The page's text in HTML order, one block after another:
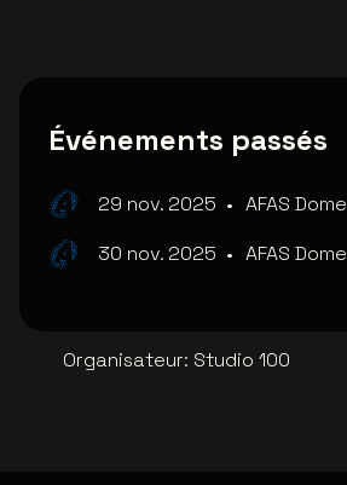
Événements passés
29 nov. 2025 • AFAS Dome
30 nov. 2025 • AFAS Dome
Organisateur: Studio 100